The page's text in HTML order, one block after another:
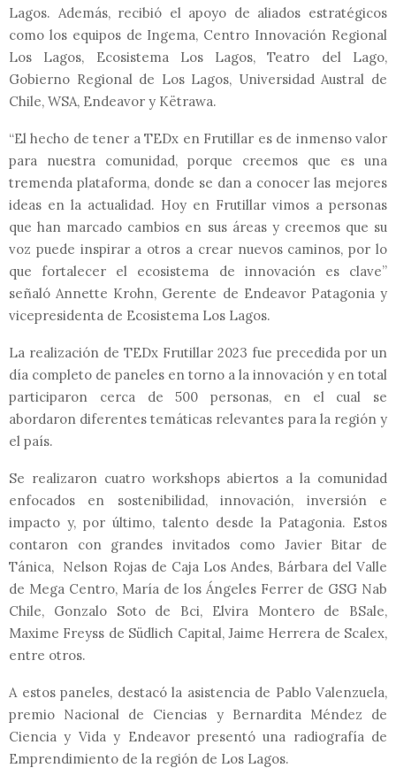
Lagos. Además, recibió el apoyo de aliados estratégicos
como los equipos de Ingema, Centro Innovación Regional
Los Lagos, Ecosistema Los Lagos, Teatro del Lago,
Gobierno Regional de Los Lagos, Universidad Austral de
Chile, WSA, Endeavor y Këtrawa.
“El hecho de tener a TEDx en Frutillar es de inmenso valor
para nuestra comunidad, porque creemos que es una
tremenda plataforma, donde se dan a conocer las mejores
ideas en la actualidad. Hoy en Frutillar vimos a personas
que han marcado cambios en sus áreas y creemos que su
voz puede inspirar a otros a crear nuevos caminos, por lo
que fortalecer el ecosistema de innovación es clave”
señaló Annette Krohn, Gerente de Endeavor Patagonia y
vicepresidenta de Ecosistema Los Lagos.
La realización de TEDx Frutillar 2023 fue precedida por un
día completo de paneles en torno a la innovación y en total
participaron cerca de 500 personas, en el cual se
abordaron diferentes temáticas relevantes para la región y
el país.
Se realizaron cuatro workshops abiertos a la comunidad
enfocados en sostenibilidad, innovación, inversión e
impacto y, por último, talento desde la Patagonia. Estos
contaron con grandes invitados como Javier Bitar de
Tánica, Nelson Rojas de Caja Los Andes, Bárbara del Valle
de Mega Centro, María de los Ángeles Ferrer de GSG Nab
Chile, Gonzalo Soto de Bci, Elvira Montero de BSale,
Maxime Freyss de Südlich Capital, Jaime Herrera de Scalex,
entre otros.
A estos paneles, destacó la asistencia de Pablo Valenzuela,
premio Nacional de Ciencias y Bernardita Méndez de
Ciencia y Vida y Endeavor presentó una radiografía de
Emprendimiento de la región de Los Lagos.